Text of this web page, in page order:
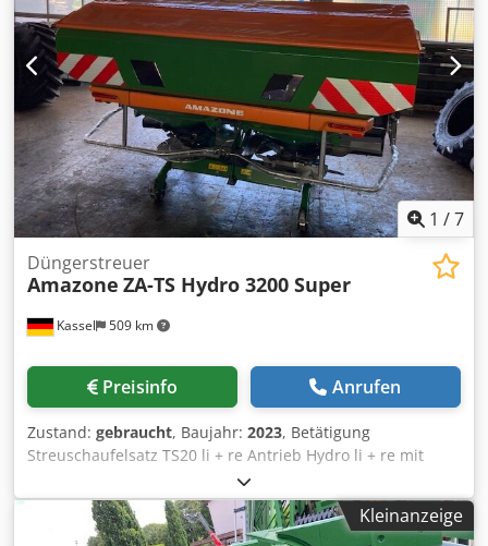
1 /7
Kassel 509 km
Düngerstreuer
Amazone ZA-TS Hydro 3200 Super
Preisinfo Anrufen
Zustand: gebraucht, Baujahr: 2023, Betätigung
Streuschaufelsatz TS20 li + re Antrieb Hydro li + re mit
Auto TS / und FlowControl Hauptscheibe li + re m AutoTS
Rohrschutzbügel Roll- u / Abstellvorrichtung schwenkbar
Arbeitsbeleuchtung Neigungssensor f Wiegesystem / 16 St
Kleinanzeige